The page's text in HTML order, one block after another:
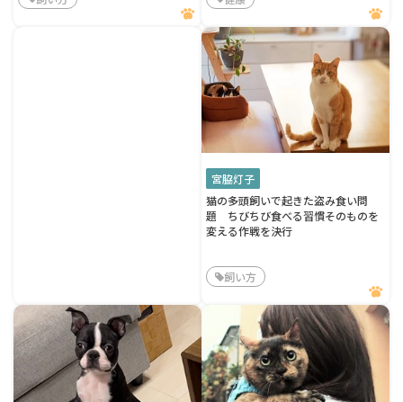
宮脇灯子
猫の多頭飼いで起きた盗み食い問
題 ちびちび食べる習慣そのものを
変える作戦を決行
飼い方